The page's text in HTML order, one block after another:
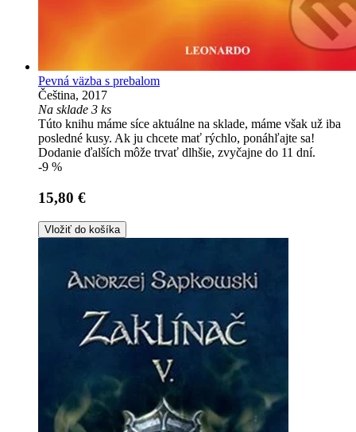
Pevná väzba s prebalom
Čeština, 2017
Na sklade 3 ks
Túto knihu máme síce aktuálne na sklade, máme však už iba
posledné kusy. Ak ju chcete mať rýchlo, ponáhľajte sa!
Dodanie ďalších môže trvať dlhšie, zvyčajne do 11 dní.
-9 %
15,80 €
Vložiť do košíka